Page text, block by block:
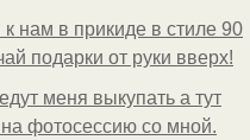
нам в прикиде в стиле 90
подарки от руки вверх!
меня выкупать а тут
фотосессию со мной.